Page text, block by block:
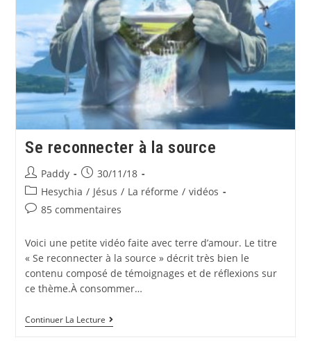
Se reconnecter à la source
Paddy
30/11/18
Hesychia / Jésus / La réforme / vidéos
85 commentaires
Voici une petite vidéo faite avec terre d’amour. Le titre
« Se reconnecter à la source » décrit très bien le
contenu composé de témoignages et de réflexions sur
ce thème.À consommer…
Continuer La Lecture